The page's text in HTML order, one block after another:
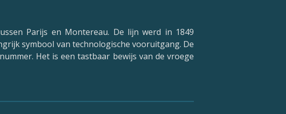
Parijs en Montereau. De lijn werd in 1849
symbool van technologische vooruitgang. De
Het is een tastbaar bewijs van de vroege